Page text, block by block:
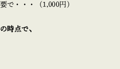
で・・・（1,000円）
時点で、